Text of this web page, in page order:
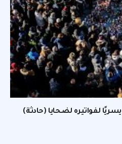
لفواتيره لضحايا (حادثة)